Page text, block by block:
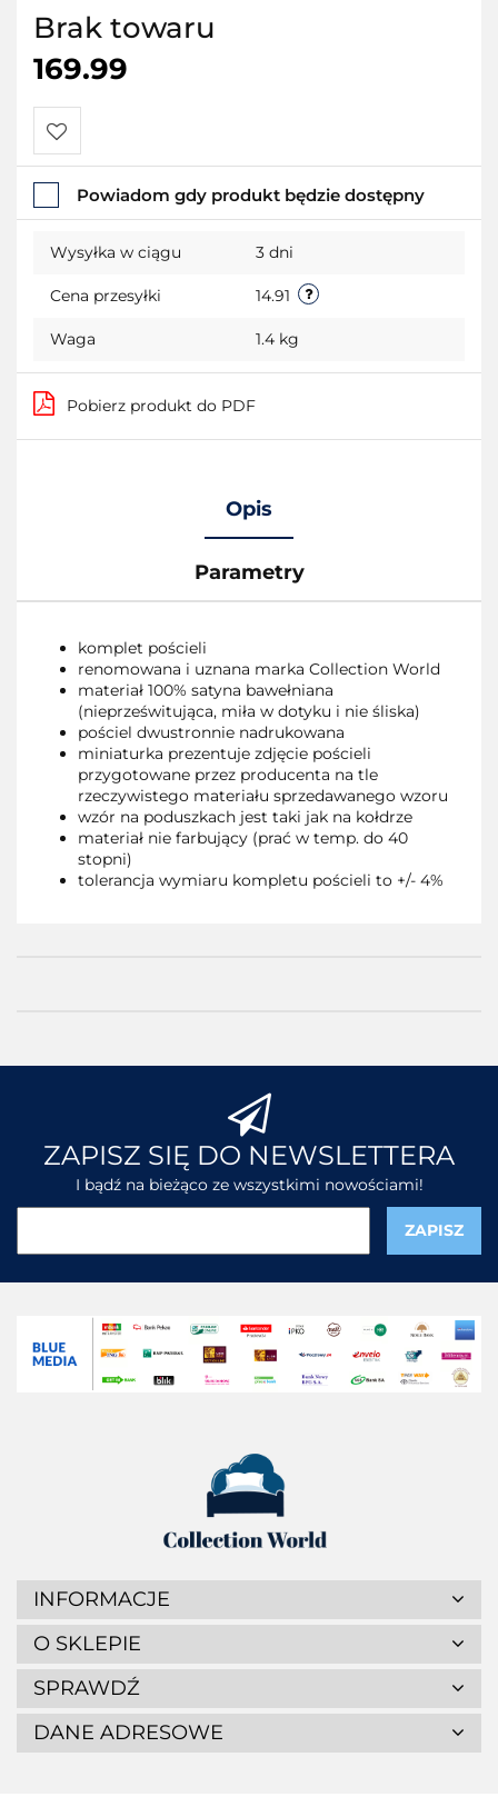
Brak towaru
169.99
Do
przechowalni
Powiadom gdy produkt będzie dostępny
Wysyłka w ciągu 3 dni
Cena przesyłki 14.91
Waga 1.4 kg
Pobierz produkt do PDF
Opis
Parametry
komplet pościeli
renomowana i uznana marka Collection World
materiał 100% satyna bawełniana
(nieprześwitująca, miła w dotyku i nie śliska)
pościel dwustronnie nadrukowana
miniaturka prezentuje zdjęcie pościeli
przygotowane przez producenta na tle
rzeczywistego materiału sprzedawanego wzoru
wzór na poduszkach jest taki jak na kołdrze
materiał nie farbujący (prać w temp. do 40
stopni)
tolerancja wymiaru kompletu pościeli to +/- 4%
ZAPISZ SIĘ DO NEWSLETTERA
I bądź na bieżąco ze wszystkimi nowościami!
INFORMACJE
O SKLEPIE
SPRAWDŹ
DANE ADRESOWE